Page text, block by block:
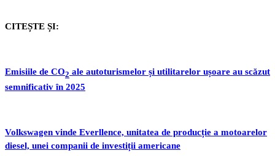
CITEȘTE ȘI:
Emisiile de CO2 ale autoturismelor și utilitarelor ușoare au scăzut
semnificativ în 2025
Volkswagen vinde Everllence, unitatea de producție a motoarelor
diesel, unei companii de investiții americane